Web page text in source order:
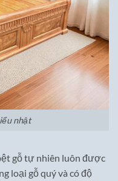
nhật
gỗ tự nhiên luôn được
loại gỗ quý và có độ